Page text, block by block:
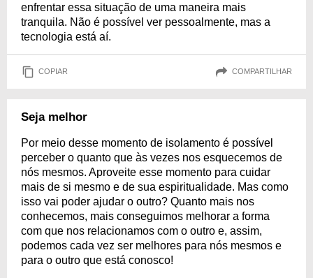
enfrentar essa situação de uma maneira mais
tranquila. Não é possível ver pessoalmente, mas a
tecnologia está aí.
COPIAR COMPARTILHAR
Seja melhor
Por meio desse momento de isolamento é possível
perceber o quanto que às vezes nos esquecemos de
nós mesmos. Aproveite esse momento para cuidar
mais de si mesmo e de sua espiritualidade. Mas como
isso vai poder ajudar o outro? Quanto mais nos
conhecemos, mais conseguimos melhorar a forma
com que nos relacionamos com o outro e, assim,
podemos cada vez ser melhores para nós mesmos e
para o outro que está conosco!